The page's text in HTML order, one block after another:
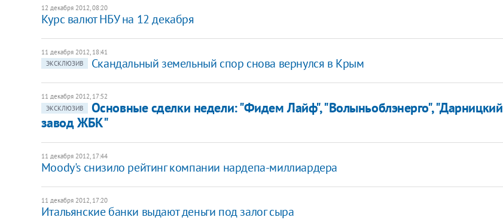
12 декабря 2012, 08:20
Курс валют НБУ на 12 декабря
11 декабря 2012, 18:41
ЭКСКЛЮЗИВ
Скандальный земельный спор снова вернулся в Крым
11 декабря 2012, 17:52
ЭКСКЛЮЗИВ
Основные сделки недели: "Фидем Лайф", "Волыньоблэнерго", "Дарницкий
завод ЖБК"
11 декабря 2012, 17:44
Moody's снизило рейтинг компании нардепа-миллиардера
11 декабря 2012, 17:20
Итальянские банки выдают деньги под залог сыра